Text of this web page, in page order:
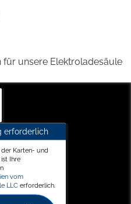
für unsere Elektroladesäule
erforderlich
Karten- und
Ihre
vom
LLC erforderlich.